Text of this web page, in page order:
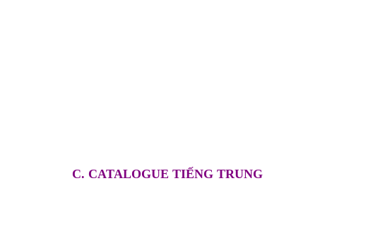
C. CATALOGUE TIẾNG TRUNG